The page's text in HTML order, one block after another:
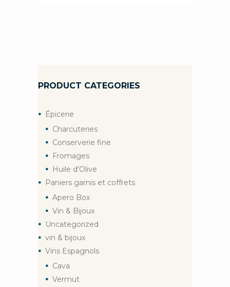
PRODUCT CATEGORIES
Épicerie
Charcuteries
Conserverie fine
Fromages
Huile d'Olive
Paniers garnis et coffrets
Apero Box
Vin & Bijoux
Uncategorized
vin & bijoux
Vins Espagnols
Cava
Vermut